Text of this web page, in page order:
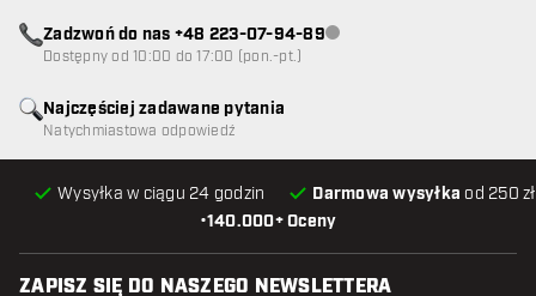
•140.000+ Oceny
Wysyłka w ciągu 24 godzin Darmowa wysyłka od 250
Najczęściej zadawane pytania
Natychmiastowa odpowiedź
Zadzwoń do nas +48 223-07-94-89Obsługa klienta niedostępna
Dostępny od 10:00 do 17:00 (pon.-pt.)
ZAPISZ SIĘ DO NASZEGO NEWSLETTERA